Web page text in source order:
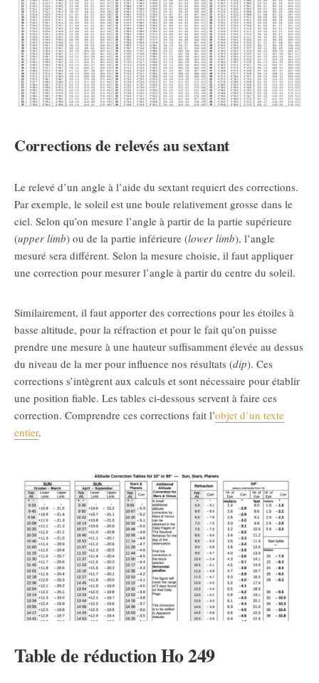
Corrections de relevés au sextant
Le relevé d’un angle à l’aide du sextant requiert des corrections.
Par exemple, le soleil est une boule relativement grosse dans le
ciel. Selon qu’on mesure l’angle à partir de la partie supérieure
(upper limb) ou de la partie inférieure (lower limb), l’angle
mesuré sera différent. Selon la mesure choisie, il faut appliquer
une correction pour mesurer l’angle à partir du centre du soleil.
Similairement, il faut apporter des corrections pour les étoiles à
basse altitude, pour la réfraction et pour le fait qu’on puisse
prendre une mesure à une hauteur suffisamment élevée au dessus
du niveau de la mer pour influence nos résultats (dip). Ces
corrections s’intègrent aux calculs et sont nécessaire pour établir
une position fiable. Les tables ci-dessous servent à faire ces
correction. Comprendre ces corrections fait l’objet d’un texte
entier.
Table de réduction Ho 249